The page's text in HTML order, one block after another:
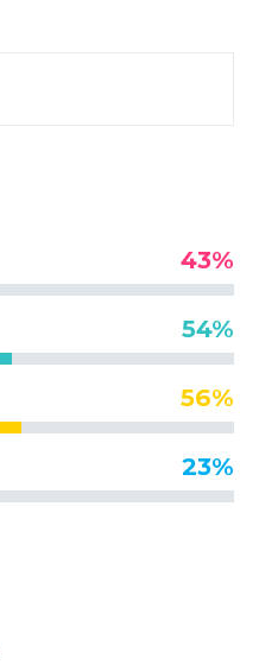
43%
54%
56%
23%